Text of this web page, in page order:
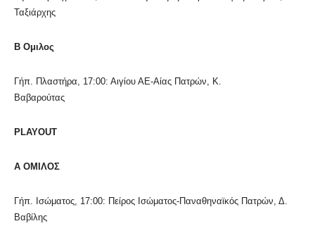
Ταξιάρχης
Β Ομιλος
Γήπ. Πλαστήρα, 17:00: Αιγίου ΑΕ-Αίας Πατρών, Κ.
Βαβαρούτας
PLAYOUT
A ΟΜΙΛΟΣ
Γήπ. Ισώματος, 17:00: Πείρος Ισώματος-Παναθηναϊκός Πατρών, Δ.
Βαβίλης